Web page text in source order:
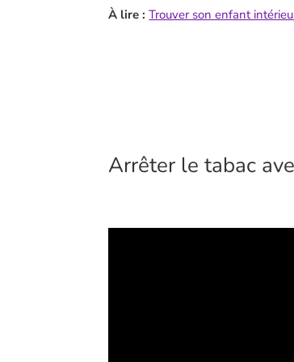
À lire : Trouver son enfant
Arrêter le tabac